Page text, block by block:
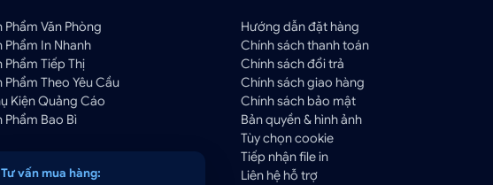
Phẩm Văn Phòng
Phẩm In Nhanh
Phẩm Tiếp Thị
Phẩm Theo Yêu Cầu
Kiện Quảng Cáo
Phẩm Bao Bì
Tư vấn mua hàng:
Hướng dẫn đặt hàng
Chính sách thanh toán
Chính sách đổi trả
Chính sách giao hàng
Chính sách bảo mật
Bản quyền & hình ảnh
Tùy chọn cookie
Tiếp nhận file in
Liên hệ hỗ trợ